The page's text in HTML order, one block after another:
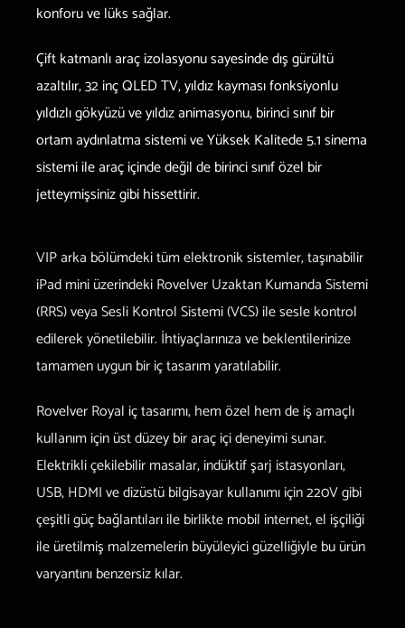
konforu ve lüks sağlar.
Çift katmanlı araç izolasyonu sayesinde dış gürültü
azaltılır, 32 inç QLED TV, yıldız kayması fonksiyonlu
yıldızlı gökyüzü ve yıldız animasyonu, birinci sınıf bir
ortam aydınlatma sistemi ve Yüksek Kalitede 5.1 sinema
sistemi ile araç içinde değil de birinci sınıf özel bir
jetteymişsiniz gibi hissettirir.
VIP arka bölümdeki tüm elektronik sistemler, taşınabilir
iPad mini üzerindeki Rovelver Uzaktan Kumanda Sistemi
(RRS) veya Sesli Kontrol Sistemi (VCS) ile sesle kontrol
edilerek yönetilebilir. İhtiyaçlarınıza ve beklentilerinize
tamamen uygun bir iç tasarım yaratılabilir.
Rovelver Royal iç tasarımı, hem özel hem de iş amaçlı
kullanım için üst düzey bir araç içi deneyimi sunar.
Elektrikli çekilebilir masalar, indüktif şarj istasyonları,
USB, HDMI ve dizüstü bilgisayar kullanımı için 220V gibi
çeşitli güç bağlantıları ile birlikte mobil internet, el işçiliği
ile üretilmiş malzemelerin büyüleyici güzelliğiyle bu ürün
varyantını benzersiz kılar.